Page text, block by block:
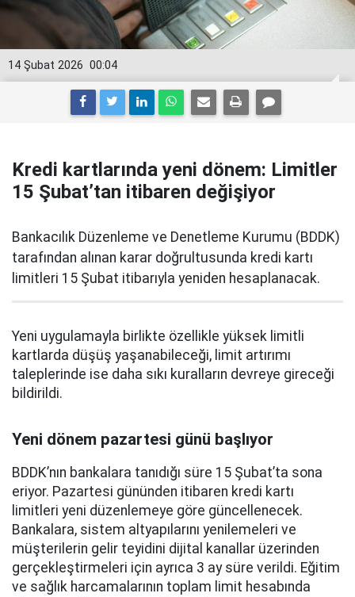
00:04
14 Şubat 2026
Kredi kartlarında yeni dönem: Limitler
15 Şubat’tan itibaren değişiyor
Bankacılık Düzenleme ve Denetleme Kurumu (BDDK)
tarafından alınan karar doğrultusunda kredi kartı
limitleri 15 Şubat itibarıyla yeniden hesaplanacak.
Yeni uygulamayla birlikte özellikle yüksek limitli
kartlarda düşüş yaşanabileceği, limit artırımı
taleplerinde ise daha sıkı kuralların devreye gireceği
bildirildi.
Yeni dönem pazartesi günü başlıyor
BDDK’nın bankalara tanıdığı süre 15 Şubat’ta sona
eriyor. Pazartesi gününden itibaren kredi kartı
limitleri yeni düzenlemeye göre güncellenecek.
Bankalara, sistem altyapılarını yenilemeleri ve
müşterilerin gelir teyidini dijital kanallar üzerinden
gerçekleştirmeleri için ayrıca 3 ay süre verildi. Eğitim
ve sağlık harcamalarının toplam limit hesabında